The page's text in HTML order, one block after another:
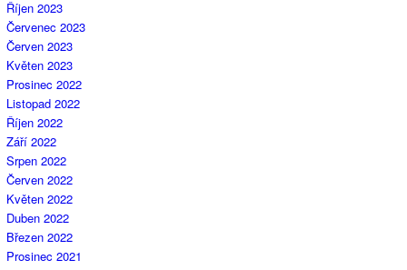
Říjen 2023
Červenec 2023
Červen 2023
Květen 2023
Prosinec 2022
Listopad 2022
Říjen 2022
Září 2022
Srpen 2022
Červen 2022
Květen 2022
Duben 2022
Březen 2022
Prosinec 2021